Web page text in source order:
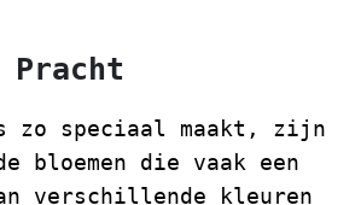
Pracht
zo speciaal maakt, zijn
bloemen die vaak een
verschillende kleuren